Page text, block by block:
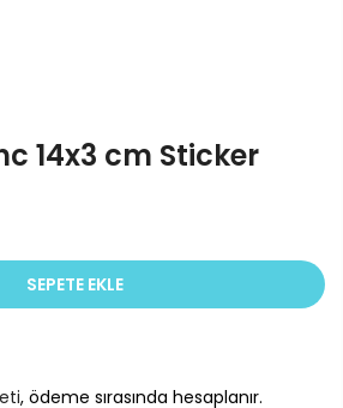
14x3 cm Sticker
SEPETE EKLE
, ödeme sırasında hesaplanır.